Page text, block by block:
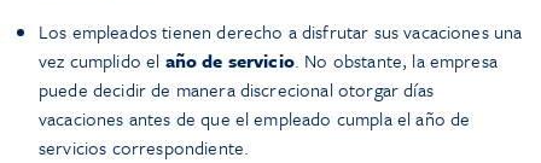
Los empleados tienen derecho a disfrutar sus vacaciones una
vez cumplido el año de servicio. No obstante, la empresa
puede decidir de manera discrecional otorgar días
vacaciones antes de que el empleado cumpla el año de
servicios correspondiente.